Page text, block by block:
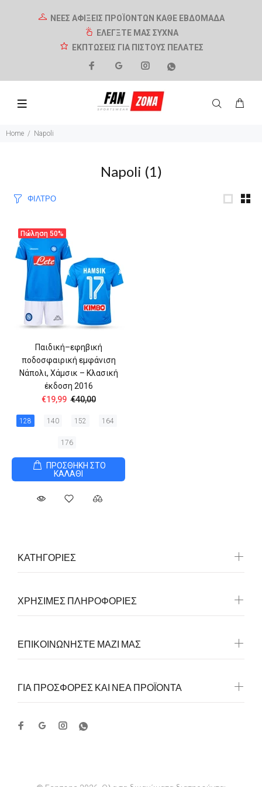
ΝΕΕΣ ΑΦΙΞΕΙΣ ΠΡΟΪΟΝΤΩΝ ΚΑΘΕ ΕΒΔΟΜΑΔΑ
ΕΛΕΓΞΤΕ ΜΑΣ ΣΥΧΝΑ
ΕΚΠΤΩΣΕΙΣ ΓΙΑ ΠΙΣΤΟΥΣ ΠΕΛΑΤΕΣ
Home Napoli
Napoli (1)
ΦΙΛΤΡΟ
Πώληση 50%
Παιδική–εφηβική
ποδοσφαιρική εμφάνιση
Νάπολι, Χάμσικ – Κλασική
έκδοση 2016
€19,99 €40,00
128 140 152 164
176
ΠΡΟΣΘΗΚΗ ΣΤΟ
ΚΑΛΑΘΙ
ΓΙΑ ΠΡΟΣΦΟΡΕΣ ΚΑΙ ΝΕΑ ΠΡΟΪΟΝΤΑ
ΚΑΤΗΓΟΡΙΕΣ
ΧΡΗΣΙΜΕΣ ΠΛΗΡΟΦΟΡΙΕΣ
ΕΠΙΚΟΙΝΩΝΗΣΤΕ ΜΑΖΙ ΜΑΣ